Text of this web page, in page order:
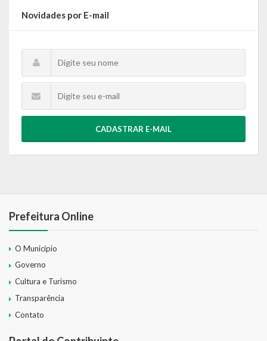
Novidades por E-mail
CADASTRAR E-MAIL
Prefeitura Online
O Município
Governo
Cultura e Turismo
Transparência
Contato